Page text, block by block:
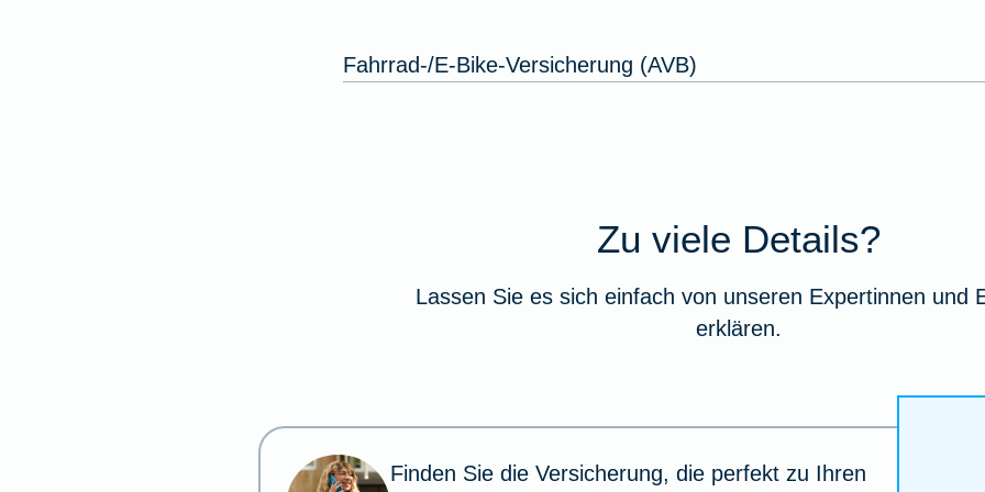
Fahrrad-/E-Bike-Versicherung (AVB)
Zu viele Details?
Lassen Sie es sich einfach von unseren Expertinnen und
erklären.
Finden Sie die Versicherung, die perfekt zu Ihren